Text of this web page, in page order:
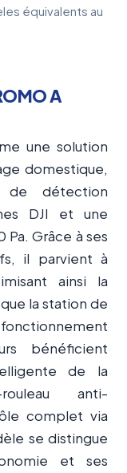
équivalents au
A
une solution
domestique,
de détection
DJI et une
Grâce à ses
il parvient à
ainsi la
la station de
fonctionnement
bénéficient
de la
anti-
complet via
se distingue
et ses